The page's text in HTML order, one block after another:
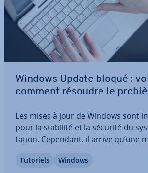
Windows Update bloqué :
comment résoudre le
Les mises à jour de Windows sont
pour la stabilité et la sécurité du
ta­tion. Cependant, il arrive qu’une
son ins­tal­la­tion. Il est gé­né­ra­le­ment
Tutoriels Windows